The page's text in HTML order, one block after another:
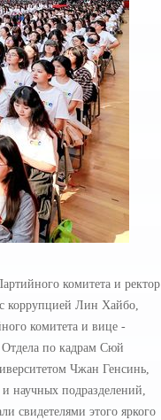
комитета и ректор
коррупцией Лин Хайбо,
комитета и вице -
по кадрам Сюй
Чжан Генсинь,
научных подразделений,
свидетелями этого яркого